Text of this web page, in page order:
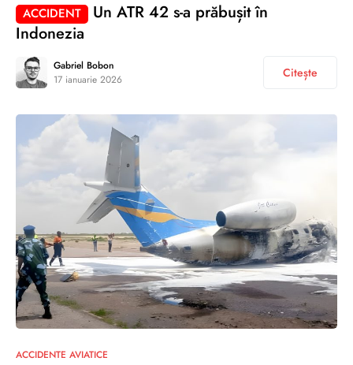
ACCIDENT
Un ATR 42 s-a prăbușit în
Indonezia
Gabriel Bobon
17 ianuarie 2026
Citește
ACCIDENTE AVIATICE